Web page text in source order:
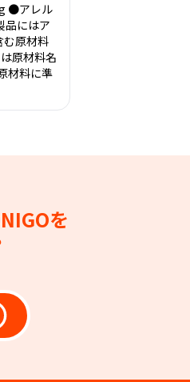
●アレル
品にはア
む原材料
原材料名
材料に準
を